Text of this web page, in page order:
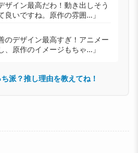
ザイン最高だわ！動き出しそう
良いですね。原作の雰囲...」
のデザイン最高すぎ！アニメー
、原作のイメージもちゃ...」
派？推し理由を教えてね！